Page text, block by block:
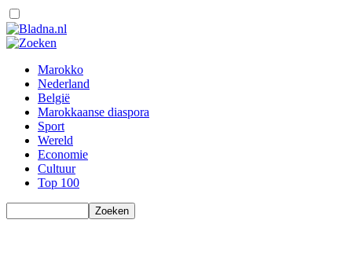
Marokko
Nederland
België
Marokkaanse diaspora
Sport
Wereld
Economie
Cultuur
Top 100